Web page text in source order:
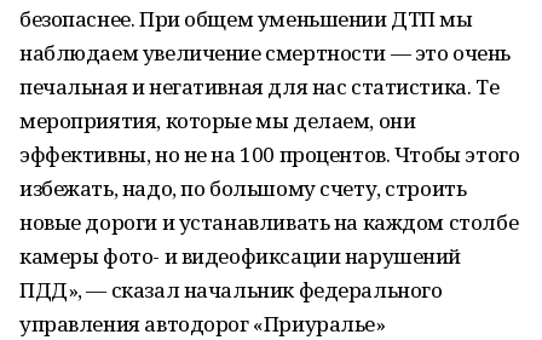
безопаснее. При общем уменьшении ДТП мы
наблюдаем увеличение смертности — это очень
печальная и негативная для нас статистика. Те
мероприятия, которые мы делаем, они
эффективны, но не на 100 процентов. Чтобы этого
избежать, надо, по большому счету, строить
новые дороги и устанавливать на каждом столбе
камеры фото- и видеофиксации нарушений
ПДД», — сказал начальник федерального
управления автодорог «Приуралье»